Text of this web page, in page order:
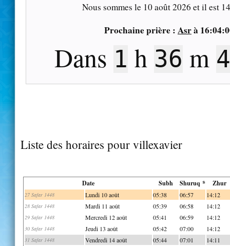
Nous sommes le 10 août 2026 et il est
Prochaine prière : Asrà
Dans 1 h 36 m
Liste des horaires pour villexavier
Date Subh Shuruq * Zhur
27 Safar 1448 Lundi 10 août 05:38 06:57 14:12
28 Safar 1448 Mardi 11 août 05:39 06:58 14:12
29 Safar 1448 Mercredi 12 août 05:41 06:59 14:12
30 Safar 1448 Jeudi 13 août 05:42 07:00 14:12
31 Safar 1448 Vendredi 14 août 05:44 07:01 14:11